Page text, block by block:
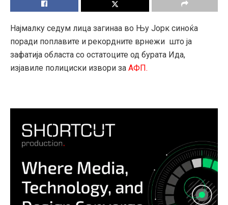
Најмалку седум лица загинаа во Њу Јорк синоќа
поради поплавите и рекордните врнежи што ја
зафатија областа со остатоците од бурата Ида,
изјавиле полициски извори за АФП.